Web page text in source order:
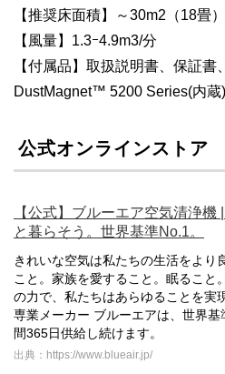
【推奨床面積】～30m2（18畳）
【風量】1.3ｰ4.9m3/分
【付属品】取扱説明書、保証書
DustMagnet™ 5200 Series(内蔵
公式オンラインストア
【公式】ブルーエア空気清浄
と暮らそう。世界基準No.1。
きれいな空気は私たちの生活をより
こと。家族を愛すること。眠ること
の力で、私たちはあらゆることを実
専業メーカー ブルーエアは、世界
間365日供給し続けます。
出典：https://www.blueair.jp/